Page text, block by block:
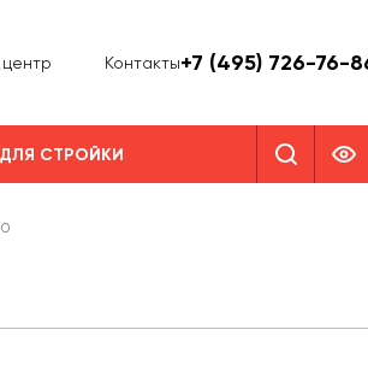
Контакты+7 (495) 726-76-
ДЛЯ СТРОЙКИ